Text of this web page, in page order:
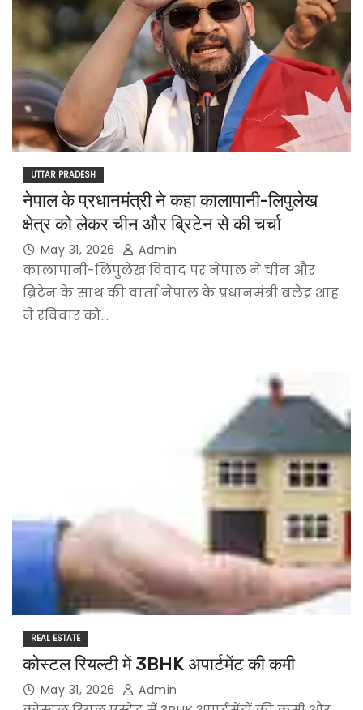
UTTAR PRADESH
नेपाल के प्रधानमंत्री ने कहा कालापानी-लिपुलेख
क्षेत्र को लेकर चीन और ब्रिटेन से की चर्चा
May 31, 2026 Admin
कालापानी-लिपुलेख विवाद पर नेपाल ने चीन और
ब्रिटेन के साथ की वार्ता नेपाल के प्रधानमंत्री बलेंद्र शाह
ने रविवार को…
REAL ESTATE
कोस्टल रियल्टी में 3BHK अपार्टमेंट की कमी
May 31, 2026 Admin